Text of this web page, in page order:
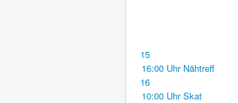
15
16:00 Uhr Nähtreff
16
10:00 Uhr Skat